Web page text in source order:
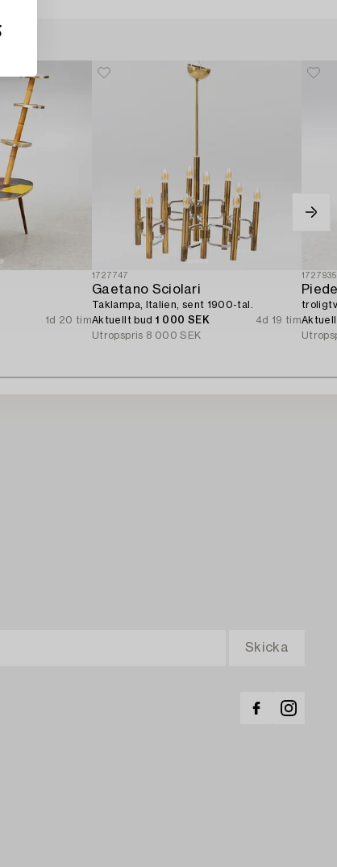
1d 20 tim
1727747
Gaetano Sciolari
Taklampa, Italien, sent 1900-tal.
Aktuellt bud 1 000 SEK
4d 19 tim
Utropspris 8 000 SEK
1727935